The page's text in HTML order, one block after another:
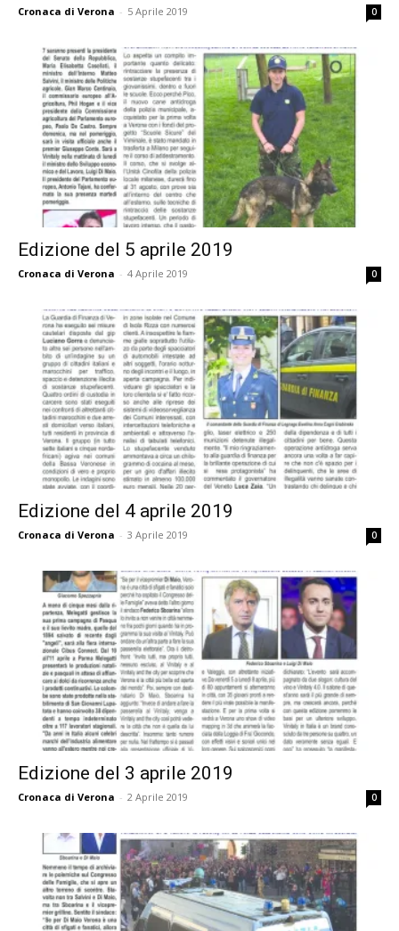
Cronaca di Verona - 5 Aprile 2019 0
Edizione del 5 aprile 2019
Cronaca di Verona - 4 Aprile 2019 0
Edizione del 4 aprile 2019
Cronaca di Verona - 3 Aprile 2019 0
Edizione del 3 aprile 2019
Cronaca di Verona - 2 Aprile 2019 0